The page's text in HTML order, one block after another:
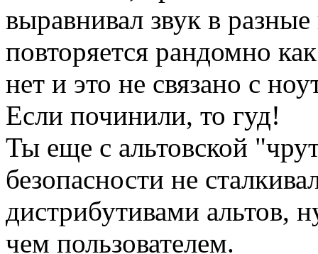
выравнивал звук в
повторяется рандомно
нет и это не связано с
Если починили, то гуд!
Ты еще с альтовской
безопасности не
дистрибутивами альтов,
чем пользователем.